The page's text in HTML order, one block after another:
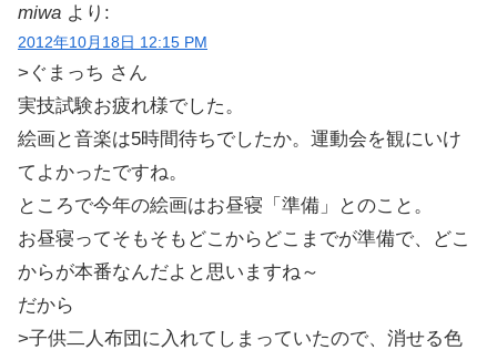
miwa より:
2012年10月18日 12:15 PM
>ぐまっち さん
実技試験お疲れ様でした。
絵画と音楽は5時間待ちでしたか。運動会を観にいけ
てよかったですね。
ところで今年の絵画はお昼寝「準備」とのこと。
お昼寝ってそもそもどこからどこまでが準備で、どこ
からが本番なんだよと思いますね～
だから
>子供二人布団に入れてしまっていたので、消せる色